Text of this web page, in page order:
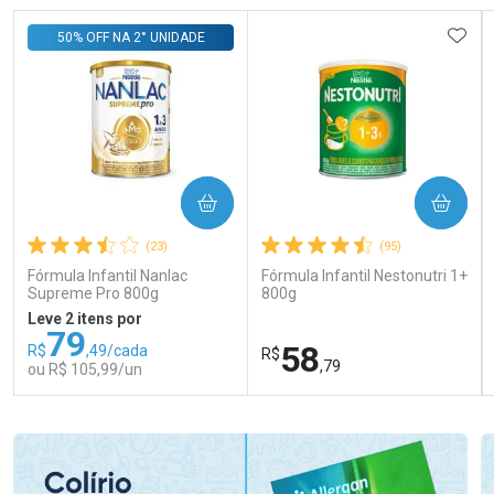
(23)
Fórmula Infantil Nanlac
Supreme Pro 800g
50% OFF NA 2° UNIDADE
Leve 2 itens por
R$79,49/cada
ou R$ 105,99/un
COMPRAR
(95)
Fórmula Infantil Nestonutri 1+
800g
R$58,79
COMPRAR
Laboratório
Por Menos